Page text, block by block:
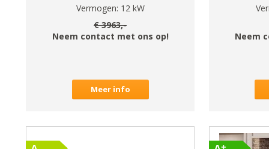
Vermogen: 12kW
€3963,-
Neem contact met ons op!
Meer info
Neem